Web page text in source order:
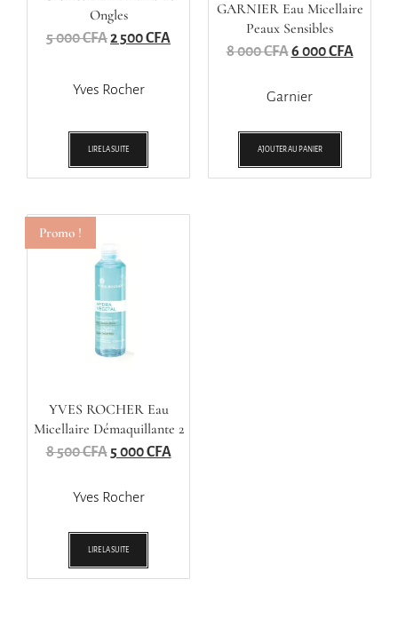
Ongles
5 000CFA2 500CFA
Yves Rocher
LIRE LA SUITE
GARNIER Eau Micellaire
Peaux Sensibles
8 000CFA6 000CFA
Garnier
AJOUTER AU PANIER
Promo !
YVES ROCHER Eau
Micellaire Démaquillante 2
En1
8 500CFA 5 000CFA
Yves Rocher
LIRE LA SUITE